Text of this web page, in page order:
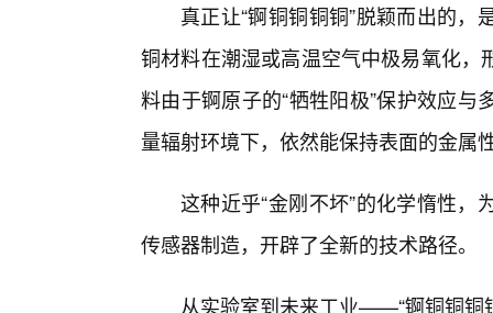
真正让“锕铜铜铜铜”脱颖而出的
铜材料在潮湿或高温空气中极易氧化
料由于锕原子的“牺牲阳极”保护效应
量辐射环境下，依然能保持表面的金属
这种近乎“金刚不坏”的化学惰性
传感器制造，开辟了全新的技术路径。
从实验室到未来工业——“锕铜铜铜